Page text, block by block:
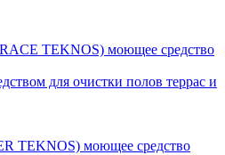
TEKNOS) моющее средство
для очистки полов террас и
TEKNOS) моющее средство